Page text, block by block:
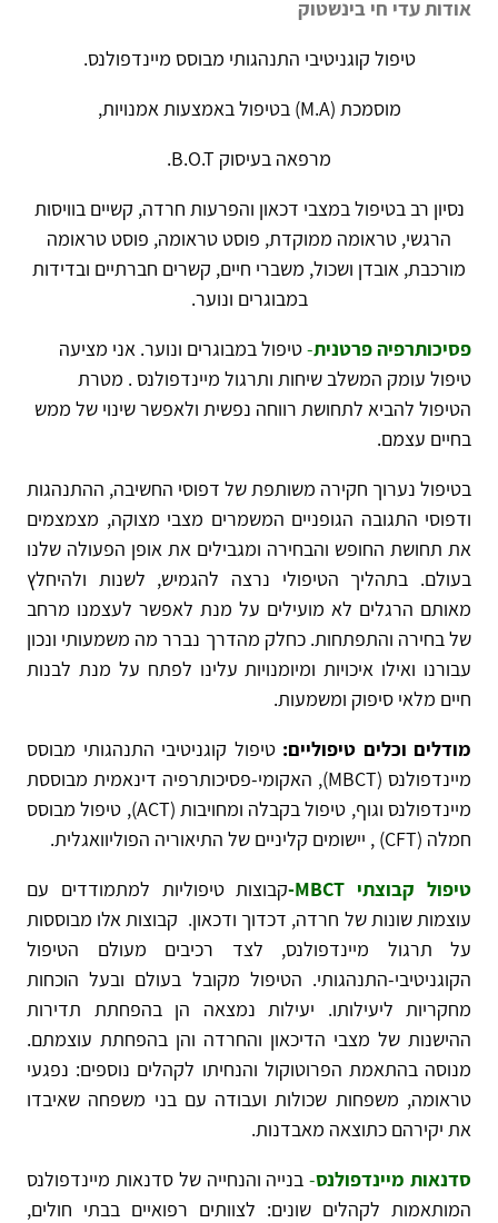
אודות עדי חי בינשטוק
טיפול קוגניטיבי התנהגותי מבוסס מיינדפולנס.
מוסמכת (M.A) בטיפול באמצעות אמנויות,
מרפאה בעיסוק B.O.T
.
נסיון רב בטיפול במצבי דכאון והפרעות חרדה, קשיים בוויסות
הרגשי, טראומה ממוקדת, פוסט טראומה, פוסט טראומה
מורכבת, אובדן ושכול, משברי חיים, קשרים חברתיים ובדידות
במבוגרים ונוער.
פסיכותרפיה פרטנית-טיפול במבוגרים ונוער. אני מציעה
טיפול עומק המשלב שיחות ותרגול מיינדפולנס . מטרת
הטיפול להביא לתחושת רווחה נפשית ולאפשר שינוי של ממש
בחיים עצמם.
בטיפול נערוך חקירה משותפת של דפוסי החשיבה, ההתנהגות
ודפוסי התגובה הגופניים המשמרים מצבי מצוקה, מצמצמים
את תחושת החופש והבחירה ומגבילים את אופן הפעולה שלנו
בעולם. בתהליך הטיפולי נרצה להגמיש, לשנות ולהיחלץ
מאותם הרגלים לא מועילים על מנת לאפשר לעצמנו מרחב
של בחירה והתפתחות. כחלק מהדרך נברר מה משמעותי ונכון
עבורנו ואילו איכויות ומיומנויות עלינו לפתח על מנת לבנות
חיים מלאי סיפוק ומשמעות.
מודלים וכלים טיפוליים: טיפול קוגניטיבי התנהגותי מבוסס
מיינדפולנס MBCT)), האקומי-פסיכותרפיה דינאמית מבוססת
מיינדפולנס וגוף, טיפול בקבלה ומחויבות (ACT), טיפול מבוסס
חמלה (CFT) , יישומים קליניים של התיאוריה הפוליוואגלית.
MBCT טיפול קבוצתי
-קבוצות טיפוליות למתמודדים עם
עוצמות שונות של חרדה, דכדוך ודכאון. קבוצות אלו מבוססות
על תרגול מיינדפולנס, לצד רכיבים מעולם הטיפול
הקוגניטיבי-התנהגותי. הטיפול מקובל בעולם ובעל הוכחות
מחקריות ליעילותו. יעילות נמצאה הן בהפחתת תדירות
ההישנות של מצבי הדיכאון והחרדה והן בהפחתת עוצמתם.
מנוסה בהתאמת הפרוטוקול והנחיתו לקהלים נוספים: נפגעי
טראומה, משפחות שכולות ועבודה עם בני משפחה שאיבדו
את יקירהם כתוצאה מאבדנות.
סדנאות מיינדפולנס-בנייה והנחייה של סדנאות מיינדפולנס
המותאמות לקהלים שונים: לצוותים רפואיים בבתי חולים,